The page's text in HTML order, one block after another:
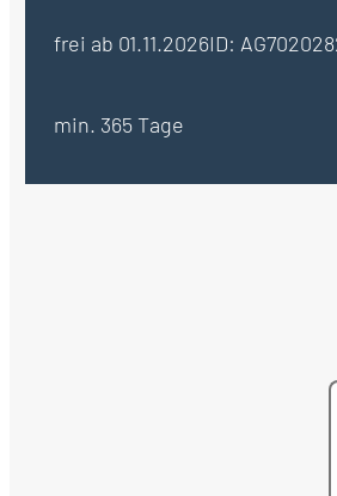
frei ab 01.11.2026ID:
min. 365 Tage